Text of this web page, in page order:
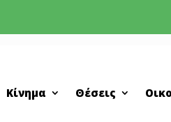
Κίνημα Θέσεις